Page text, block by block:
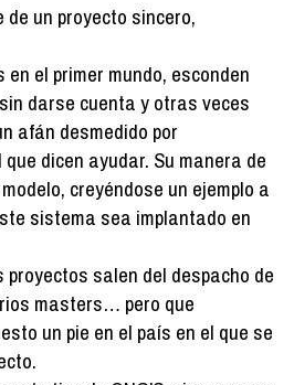
un proyecto sincero,
en el primer mundo, esconden
darse cuenta y otras veces
afán desmedido por
dicen ayudar. Su manera de
creyéndose un ejemplo a
sistema sea implantado en
proyectos salen del despacho de
masters… pero que
un pie en el país en el que se